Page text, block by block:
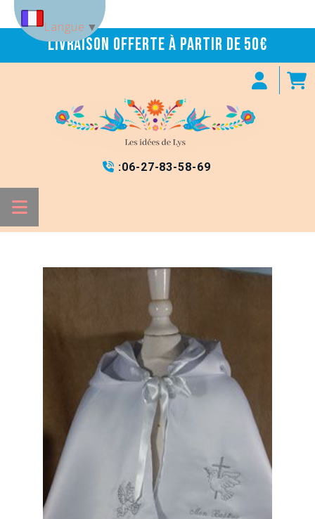
Livraison offerte à partir de 50€
 :06-27-83-58-69
Langue ▼